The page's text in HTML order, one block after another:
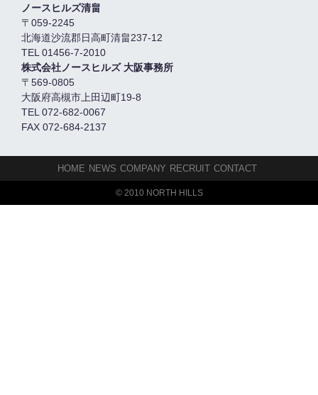
ノースヒルズ清畠
〒059-2245
北海道沙流郡日高町清畠237-12
TEL 01456-7-2010
株式会社ノースヒルズ 大阪事務所
〒569-0805
大阪府高槻市上田辺町19-8
TEL 072-682-0067
FAX 072-684-2137
HOME NEWS COMPANY RECRUIT CONTACT
© 2010 NORTH HILLS